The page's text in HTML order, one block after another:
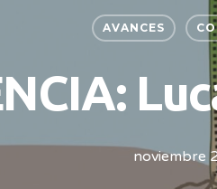
AVANCES
noviembre